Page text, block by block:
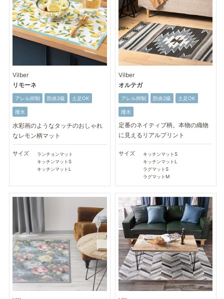
Vilber
リモーネ
アレル抑制 防炎2級 土足OK
撥水
水彩画のようなタッチのおしゃれ
なレモン柄マット
サイズ
ランチョンマット
キッチンマットS
キッチンマットL
Vilber
オルテガ
アレル抑制 防炎2級 土足OK
撥水
定番のネイティブ柄。本物の織物
に見えるリアルプリント
サイズ
キッチンマットS
キッチンマットL
ラグマットS
ラグマットM